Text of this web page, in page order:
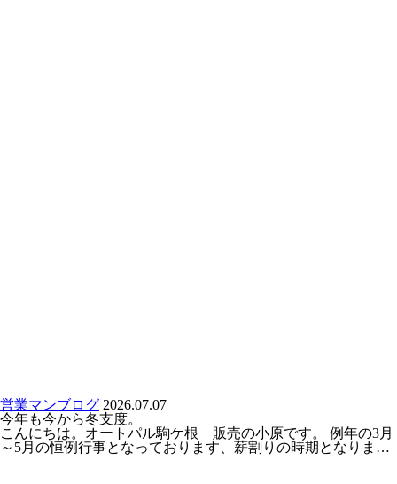
営業マンブログ 2026.07.07
今年も今から冬支度。
こんにちは。オートパル駒ケ根 販売の小原です。 例年の3月
～5月の恒例行事となっております、薪割りの時期となりま…